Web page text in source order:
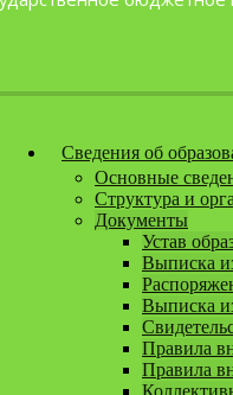
Перейти к содержанию
Сведения об
Основные
Структура и
Документы
Устав
Выписка
Выписка
Правила
Правила